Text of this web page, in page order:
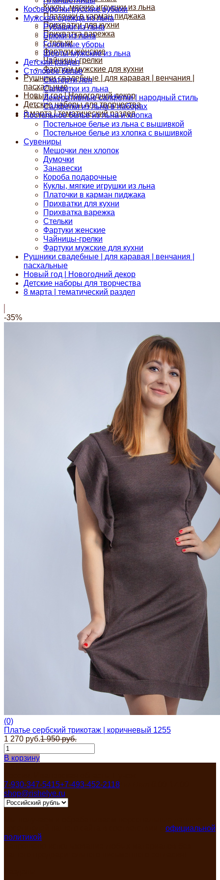
Куклы, мягкие игрушки из льна
Платочки в карман пиджака
Прихватки для кухни
Прихватка варежка
Стельки
Фартуки женские
Чайницы-грелки
Фартуки мужские для кухни
Рушники свадебные | для каравая | венчания |
пасхальные
Новый год | Новогодний декор
Детские наборы для творчества
8 марта | тематический раздел
Косоворотки русские рубахи
Мужская одежда из льна
Рубашки из льна
Брюки из льна
Головные уборы
Шорты мужские из льна
Детский раздел
Столовое белье
Скатерти лен
Салфетки из льна
Декоративные салфетки | народный стиль
Салфетки из льна в наборах
Постельное белье из льна и хлопка
Постельное белье из льна с вышивкой
Постельное белье из хлопка с вышивкой
Сувениры
Мешочки лен хлопок
Думочки
Занавески
Короба подарочные
Куклы, мягкие игрушки из льна
Платочки в карман пиджака
Прихватки для кухни
Прихватка варежка
Стельки
Фартуки женские
Чайницы-грелки
Фартуки мужские для кухни
Рушники свадебные | для каравая | венчания |
пасхальные
Новый год | Новогодний декор
Детские наборы для творчества
8 марта | тематический раздел
-35%
(0)
Платье сербский трикотаж | коричневый 1255
1 270 руб.1 950 руб.
В корзину
7-930-347-5415+7-493-452-2118
shop@rishelye.ru
официальной
политикой